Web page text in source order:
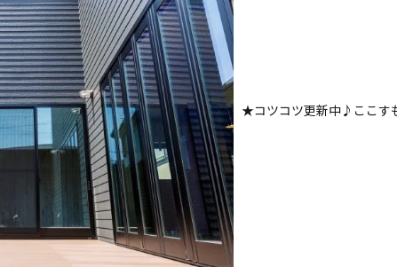
★コツコツ更新中♪ここす